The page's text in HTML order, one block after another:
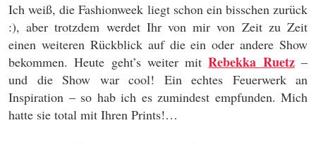
Ich weiß, die Fashionweek liegt schon ein bisschen zurück
:), aber trotzdem werdet Ihr von mir von Zeit zu Zeit
einen weiteren Rückblick auf die ein oder andere Show
bekommen. Heute geht’s weiter mitRebekka Ruetz–
und die Show war cool! Ein echtes Feuerwerk an
Inspiration – so hab ich es zumindest empfunden. Mich
hatte sie total mit Ihren Prints!…